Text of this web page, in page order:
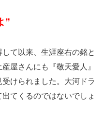
”
て以来、生涯座右の銘と
屋さんにも『敬天愛人』
けられました。大河ドラ
てくるのではないでしょ